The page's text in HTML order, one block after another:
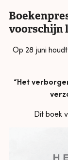
voorschijn
Op 28 juni
“Het
Dit boek